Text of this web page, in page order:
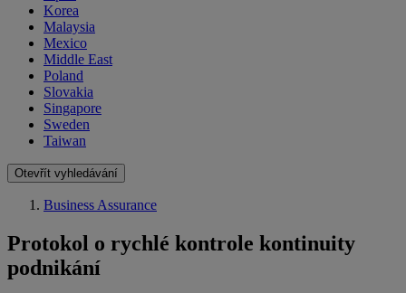
Korea
Malaysia
Mexico
Middle East
Poland
Slovakia
Singapore
Sweden
Taiwan
Otevřít vyhledávání
Business Assurance
Protokol o rychlé kontrole kontinuity
podnikání